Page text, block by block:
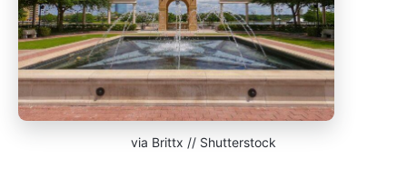
via Brittx // Shutterstock